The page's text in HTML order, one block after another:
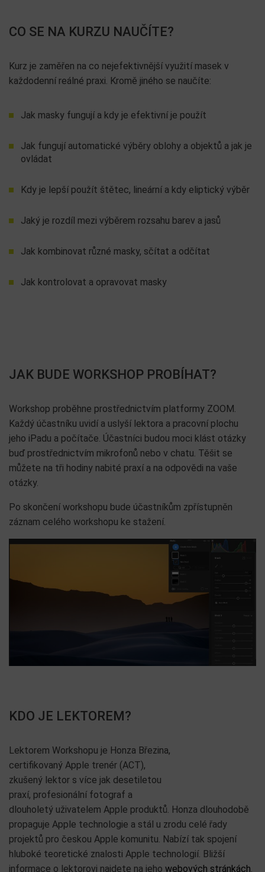
CO SE NA KURZU NAUČÍTE?
Kurz je zaměřen na co nejefektivnější využití masek v
každodenní reálné praxi. Kromě jiného se naučíte:
Jak masky fungují a kdy je efektivní je použít
Jak fungují automatické výběry oblohy a objektů a jak je
ovládat
Kdy je lepší použít štětec, lineární a kdy eliptický výběr
Jaký je rozdíl mezi výběrem rozsahu barev a jasů
Jak kombinovat různé masky, sčítat a odčítat
Jak kontrolovat a opravovat masky
JAK BUDE WORKSHOP PROBÍHAT?
Workshop proběhne prostřednictvím platformy ZOOM.
Každý účastníku uvidí a uslyší lektora a pracovní plochu
jeho iPadu a počítače. Účastníci budou moci klást otázky
buď prostřednictvím mikrofonů nebo v chatu. Těšit se
můžete na tři hodiny nabité praxí a na odpovědi na vaše
otázky.
Po skončení workshopu bude účastníkům zpřístupněn
záznam celého workshopu ke stažení.
KDO JE LEKTOREM?
Lektorem Workshopu je Honza Březina,
certifikovaný Apple trenér (ACT),
zkušený lektor s více jak desetiletou
praxí, profesionální fotograf a
dlouholetý uživatelem Apple produktů. Honza dlouhodobě
propaguje Apple technologie a stál u zrodu celé řady
projektů pro českou Apple komunitu. Nabízí tak spojení
hluboké teoretické znalosti Apple technologií. Bližší
informace o lektorovi najdete na jeho webových stránkách.